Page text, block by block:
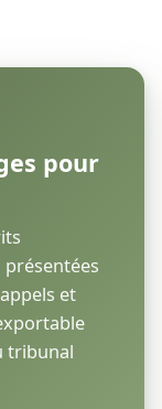
pour
et
tribunal